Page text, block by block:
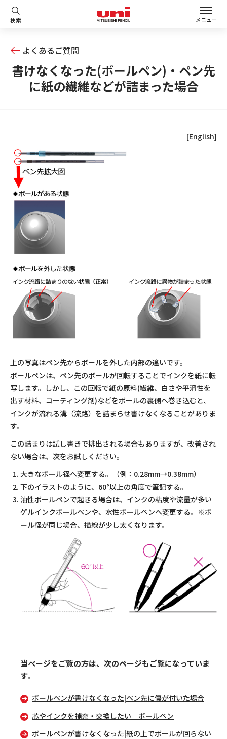
検索 メニュー
よくあるご質問
書けなくなった(ボールペン)・ペン先
に紙の繊維などが詰まった場合
[English]
上の写真はペン先からボールを外した内部の違いです。
ボールペンは、ペン先のボールが回転することでインクを紙に転
写します。しかし、この回転で紙の原料(繊維、白さや平滑性を
出す材料、コーティング剤)などをボールの裏側へ巻き込むと、
インクが流れる溝（流路）を詰まらせ書けなくなることがありま
す。
この詰まりは試し書きで排出される場合もありますが、改善され
ない場合は、次をお試しください。
大きなボール径へ変更する。（例：0.28mm→0.38mm）
下のイラストのように、60°以上の角度で筆記する。
油性ボールペンで起きる場合は、インクの粘度や流量が多い
ゲルインクボールペンや、水性ボールペンへ変更する。※ボ
ール径が同じ場合、描線が少し太くなります。
当ページをご覧の方は、次のページもご覧になっていま
す。
ボールペンが書けなくなった|ペン先に傷が付いた場合
芯やインクを補充・交換したい｜ボールペン
ボールペンが書けなくなった|紙の上でボールが回らない